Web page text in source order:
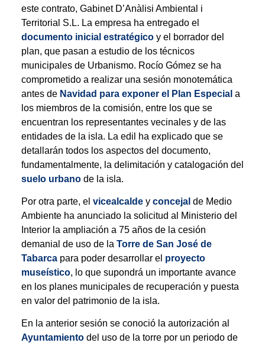
este contrato, Gabinet D’Anàlisi Ambiental i
Territorial S.L. La empresa ha entregado el
documento inicial estratégicoy el borrador del
plan, que pasan a estudio de los técnicos
municipales de Urbanismo. Rocío Gómez se ha
comprometido a realizar una sesión monotemática
antes de Navidad para exponer el Plan Especial a
los miembros de la comisión, entre los que se
encuentran los representantes vecinales y de las
entidades de la isla. La edil ha explicado que se
detallarán todos los aspectos del documento,
fundamentalmente, la delimitación y catalogación del
suelo urbano de la isla.
Por otra parte, el vicealcalde y concejal de Medio
Ambiente ha anunciado la solicitud al Ministerio del
Interior la ampliación a 75 años de la cesión
demanial de uso de la Torre de San José de
Tabarcapara poder desarrollar el proyecto
museístico, lo que supondrá un importante avance
en los planes municipales de recuperación y puesta
en valor del patrimonio de la isla.
En la anterior sesión se conoció la autorización al
Ayuntamiento del uso de la torre por un periodo de